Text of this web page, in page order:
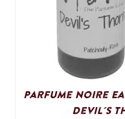
Parfume Noire
Devil´s